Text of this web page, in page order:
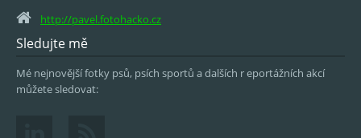
http://pavel.fotohacko.cz
Sledujte mě
Mé nejnovější fotky psů, psích sportů a dalších r eportážních akcí
můžete sledovat: